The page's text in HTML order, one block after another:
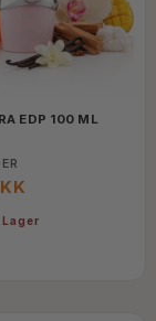
EDP 100 ML